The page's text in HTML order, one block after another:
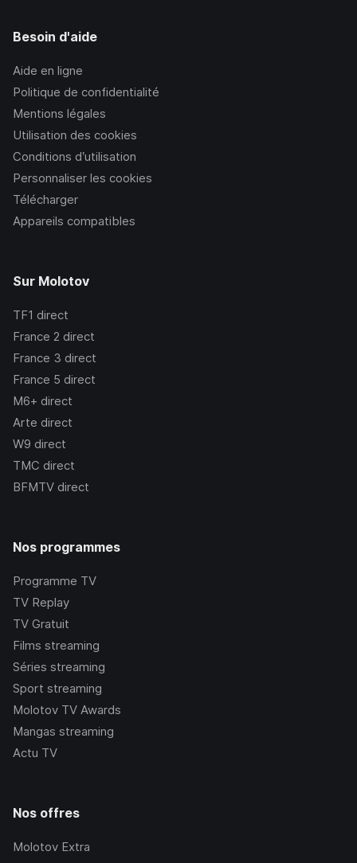
Besoin d'aide
Aide en ligne
Politique de confidentialité
Mentions légales
Utilisation des cookies
Conditions d’utilisation
Personnaliser les cookies
Télécharger
Appareils compatibles
Sur Molotov
TF1 direct
France 2 direct
France 3 direct
France 5 direct
M6+ direct
Arte direct
W9 direct
TMC direct
BFMTV direct
Nos programmes
Programme TV
TV Replay
TV Gratuit
Films streaming
Séries streaming
Sport streaming
Molotov TV Awards
Mangas streaming
Actu TV
Nos offres
Molotov Extra